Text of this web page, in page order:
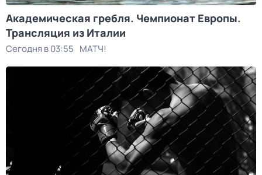
Академическая гребля. Чемпионат Европы.
Трансляция из Италии
Сегодня в 03:55 МАТЧ!